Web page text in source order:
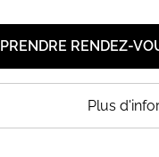
PRENDRE RENDEZ-
Plus